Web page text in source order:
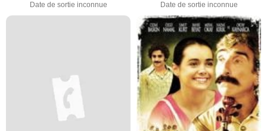
Date de sortie inconnue Date de sortie inconnue